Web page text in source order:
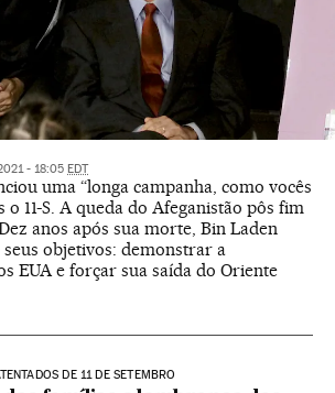
- 18:05 EDT
uma “longa campanha, como vocês
o 11-S. A queda do Afeganistão pôs fim
anos após sua morte, Bin Laden
objetivos: demonstrar a
EUA e forçar sua saída do Oriente
DE 11 DE SETEMBRO